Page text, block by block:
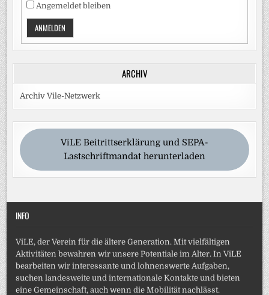
Angemeldet bleiben
ANMELDEN
ARCHIV
Archiv Vile-Netzwerk
ViLE Beitrittserklärung und SEPA-
Lastschriftmandat herunterladen
INFO
ViLE, der Verein für die ältere Generation. Mit vielfältigen
Aktivitäten bewahren wir unsere Potentiale im Alter. In ViLE
bearbeiten wir interessante und lohnenswerte Aufgaben,
suchen landesweite und internationale Kontakte und bieten
eine Gemeinschaft, auch wenn die Mobilität nachlässt.